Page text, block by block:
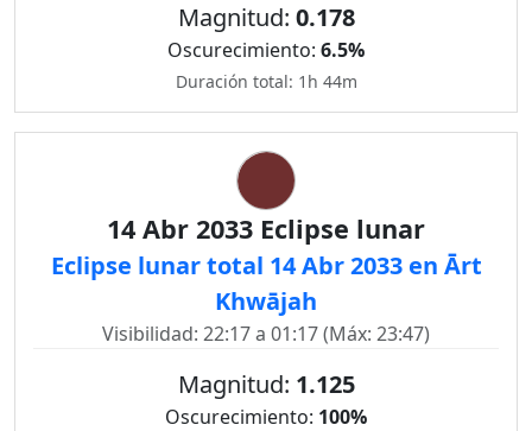
Magnitud: 0.178
Oscurecimiento: 6.5%
Duración total: 1h 44m
14 Abr 2033 Eclipse lunar
Eclipse lunar total 14 Abr 2033 en Ārt
Khwājah
Visibilidad: 22:17 a 01:17 (Máx: 23:47)
Magnitud: 1.125
Oscurecimiento: 100%